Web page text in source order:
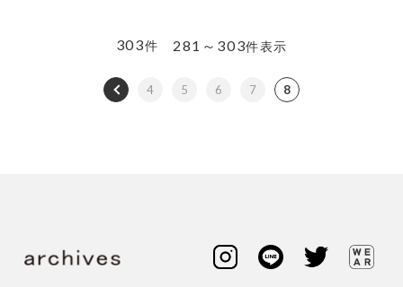
281～303件表示
303件
4 5 6 7 8